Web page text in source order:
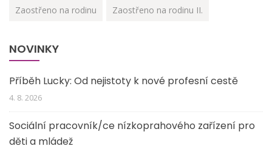
Zaostřeno na rodinu Zaostřeno na rodinu II.
NOVINKY
Příběh Lucky: Od nejistoty k nové profesní cestě
4. 8. 2026
Sociální pracovník/ce nízkoprahového zařízení pro
děti a mládež